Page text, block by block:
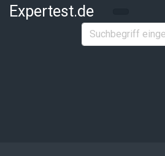
Zum Hauptinhalt springen
Expertest.de